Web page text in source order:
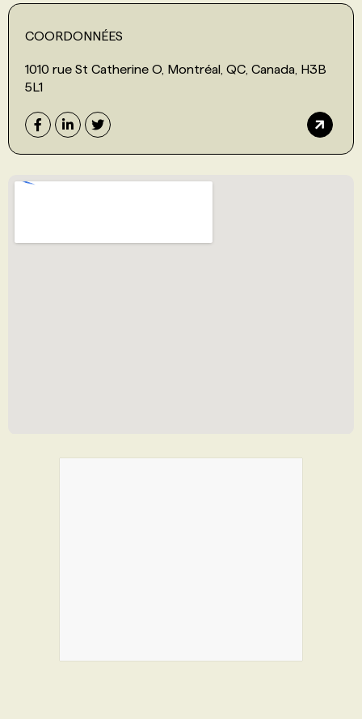
COORDONNÉES
1010 rue St Catherine O, Montréal, QC, Canada, H3B
5L1